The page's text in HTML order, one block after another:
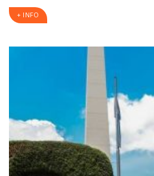
+ INFO